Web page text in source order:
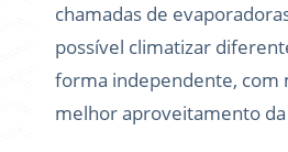
chamadas de
possível climatizar
forma independente, com
melhor aproveitamento da